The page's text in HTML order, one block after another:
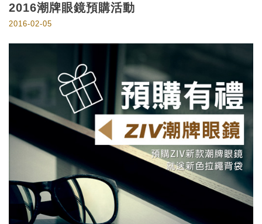
2016潮牌眼鏡預購活動
2016-02-05